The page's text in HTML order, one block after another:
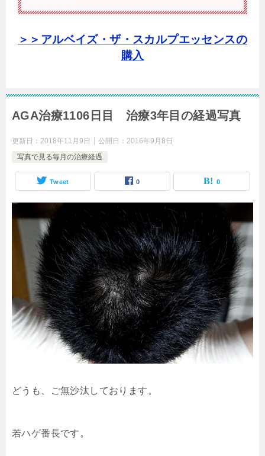
＞＞アルベイズ・ザ・スカルプエッセンスの
購入
AGA治療1106日目 治療3年目の経過写真
更新日： 2018年11月9日 公開日： 2016年9月8日
写真で見る毎月の治療経過
Tweet 0 0
どうも、ご無沙汰しております。
若ハゲ番長です。